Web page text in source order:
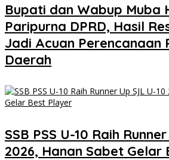
Bupati dan Wabup Muba
Paripurna DPRD, Hasil
Jadi Acuan Perencanaan
Daerah
SSB PSS U-10 Raih
2026, Hanan Sabet Gelar